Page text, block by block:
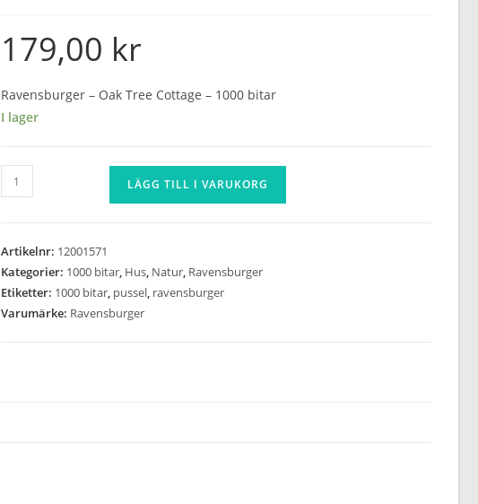
179,00 kr
Ravensburger – Oak Tree Cottage – 1000 bitar
I lager
Ravensburger
-
Tree
Cottage
-
1000
LÄGG TILL I VARUKORG
Artikelnr: 12001571
Kategorier: 1000 bitar, Hus, Natur, Ravensburger
Etiketter: 1000 bitar, pussel, ravensburger
Varumärke: Ravensburger